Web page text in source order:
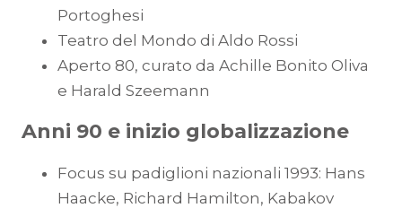
Portoghesi
Teatro del Mondo di Aldo Rossi
Aperto 80, curato da Achille Bonito Oliva
e Harald Szeemann
Anni 90 e inizio globalizzazione
Focus su padiglioni nazionali 1993: Hans
Haacke, Richard Hamilton, Kabakov